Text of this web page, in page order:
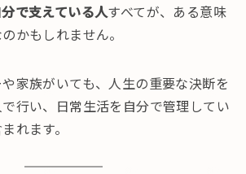
で支えている人すべてが、ある意味
かもしれません。
家族がいても、人生の重要な決断を
行い、日常生活を自分で管理してい
れます。